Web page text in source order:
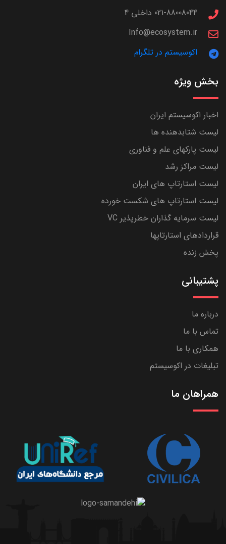
021-88008044 داخلی 4
Info@ecosystem.ir
اکوسیستم در تلگرام
بخش ویژه
اخبار اکوسیستم ایران
لیست شتابدهنده ها
لیست پارکهای علم و فناوری
لیست مراکز رشد
لیست استارتاپ های ایران
لیست استارتاپ های شکست خورده
لیست سرمایه گذاران خطرپذیر VC
قراردادهای استارتاپها
پخش زنده
پشتیبانی
درباره ما
تماس با ما
همکاری با ما
تبلیغات در اکوسیستم
همراهان ما